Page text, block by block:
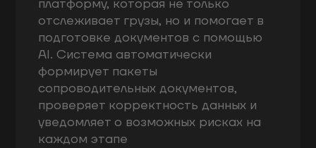
платформу, которая не только
отслеживает грузы, но и помогает в
подготовке документов с помощью
AI. Система автоматически
формирует пакеты
сопроводительных документов,
проверяет корректность данных и
уведомляет о возможных рисках на
каждом этапе